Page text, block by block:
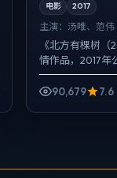
电影 2017
主演： 汤唯、范伟
《北方有棵树
情作品，2017年
伟、沈腾等主演
成一股绳，爱情线
90,679 7.6